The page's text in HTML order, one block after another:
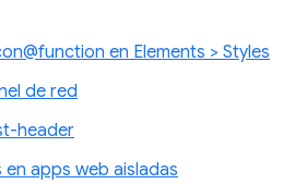
en Elements > Styles
de red
header
apps web aisladas